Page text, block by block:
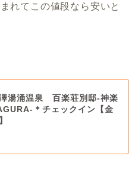
れてこの値段なら安いと
湯涌温泉 百楽荘別邸-神楽
＊チェックイン【金